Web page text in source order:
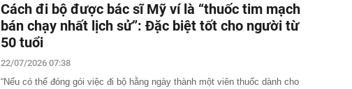
Cách đi bộ được bác sĩ Mỹ ví là “thuốc tim mạch
bán chạy nhất lịch sử”: Đặc biệt tốt cho người từ
50 tuổi
22/07/2026 07:38
“Nếu có thể đóng gói việc đi bộ hằng ngày thành một viên thuốc dành cho